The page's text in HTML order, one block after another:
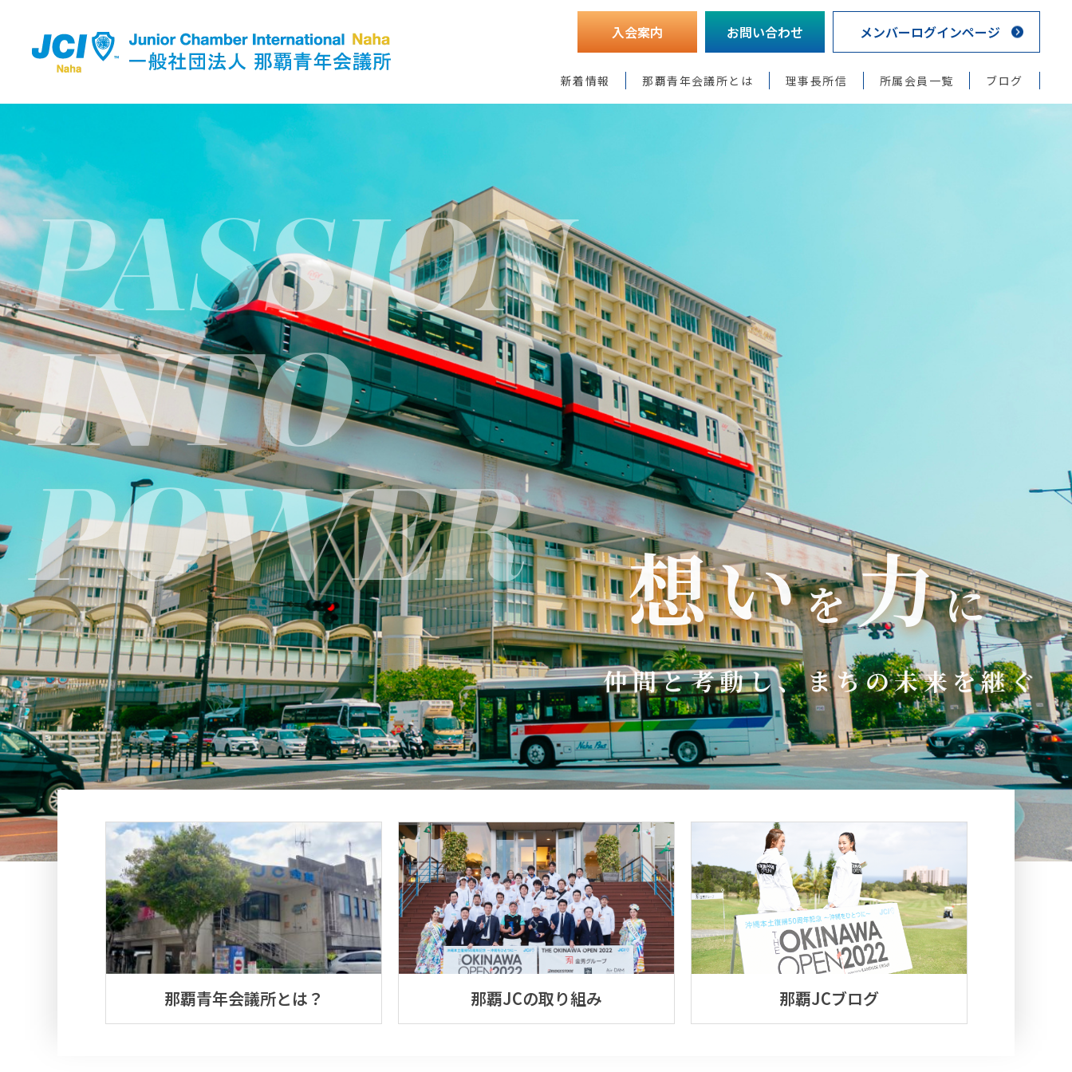
入会案内 お問い合わせ メンバーログインページ
新着情報 那覇青年会議所とは 理事長所信 所属会員一覧 ブログ
PASSION
INTO
POWER 想いを力に
仲間と考動し、まちの未来を継ぐ
那覇青年会議所とは？ 那覇JCの取り組み 那覇JCブログ